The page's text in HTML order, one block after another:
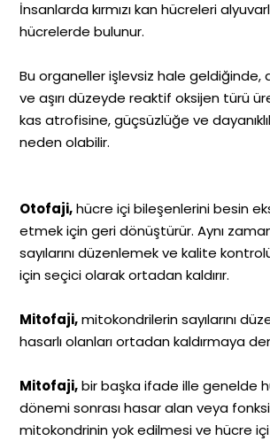
İnsanlarda kırmızı kan hücreleri
hücrelerde bulunur.
Bu organeller işlevsiz hale geldiğinde,
ve aşırı düzeyde reaktif oksijen türü
kas atrofisine, güçsüzlüğe ve
neden olabilir.
Otofaji,hücre içi bileşenlerini besin
etmek için geri dönüştürür. Aynı
sayılarını düzenlemek ve kalite
için seçici olarak ortadan kaldırır.
Mitofaji,mitokondrilerin sayılarını
hasarlı olanları ortadan kaldırmaya
Mitofaji,bir başka ifade ille genelde
dönemi sonrası hasar alan veya
mitokondrinin yok edilmesi ve hücre